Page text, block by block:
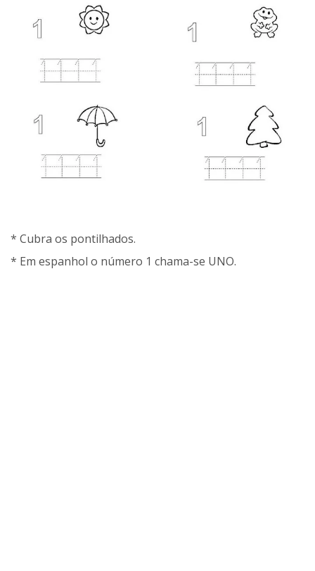
* Cubra os pontilhados.
* Em espanhol o número 1 chama-se UNO.